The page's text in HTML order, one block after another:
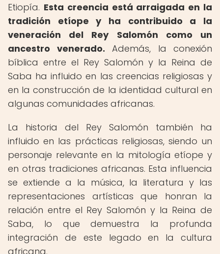
Etiopía. Esta creencia está arraigada en la
tradición etíope y ha contribuido a la
veneración del Rey Salomón como un
ancestro venerado. Además, la conexión
bíblica entre el Rey Salomón y la Reina de
Saba ha influido en las creencias religiosas y
en la construcción de la identidad cultural en
algunas comunidades africanas.
La historia del Rey Salomón también ha
influido en las prácticas religiosas, siendo un
personaje relevante en la mitología etíope y
en otras tradiciones africanas. Esta influencia
se extiende a la música, la literatura y las
representaciones artísticas que honran la
relación entre el Rey Salomón y la Reina de
Saba, lo que demuestra la profunda
integración de este legado en la cultura
africana.